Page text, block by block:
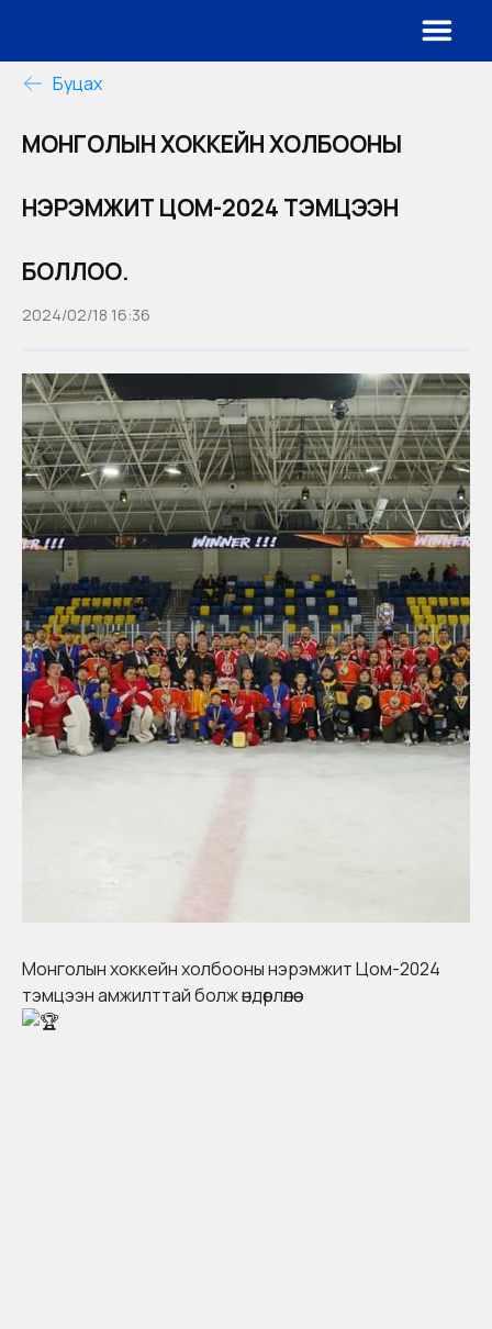
Буцах
МОНГОЛЫН ХОККЕЙН ХОЛБООНЫ
НЭРЭМЖИТ ЦОМ-2024 ТЭМЦЭЭН
БОЛЛОО.
2024/02/18 16:36
Монголын хоккейн холбооны нэрэмжит Цом-2024
тэмцээн амжилттай болж өндөрлөлөө.